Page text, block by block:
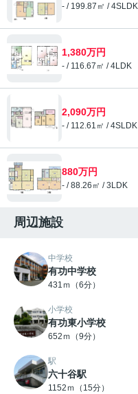
- / 199.87㎡ / 4SLDK
1,380万円
- / 116.67㎡ / 4LDK
2,090万円
- / 112.61㎡ / 4SLDK
880万円
- / 88.26㎡ / 3LDK
周辺施設
中学校
有功中学校
431ｍ（6分）
小学校
有功東小学校
652ｍ（9分）
駅
六十谷駅
1152ｍ（15分）